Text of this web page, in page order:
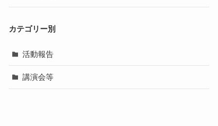
カテゴリー別
活動報告
講演会等